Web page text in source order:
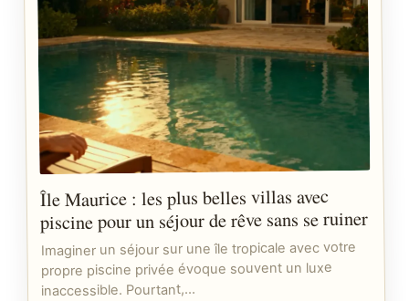
Île Maurice : les plus belles villas avec
piscine pour un séjour de rêve sans se ruiner
Imaginer un séjour sur une île tropicale avec votre
propre piscine privée évoque souvent un luxe
inaccessible. Pourtant,…